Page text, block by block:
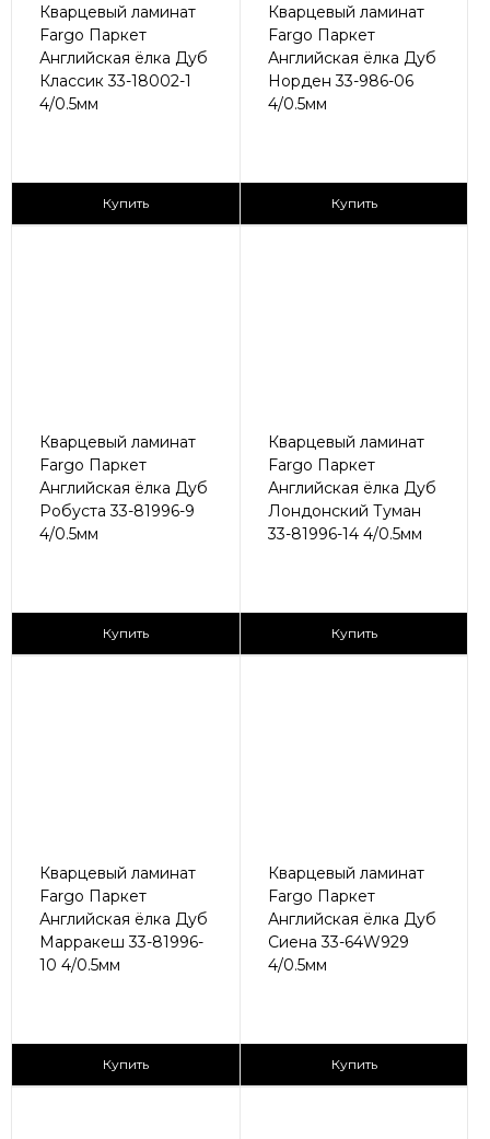
Кварцевый ламинат
Fargo Паркет
Английская ёлка Дуб
Классик 33-18002-1
4/0.5мм
2
Купить
Кварцевый ламинат
Fargo Паркет
Английская ёлка Дуб
Норден 33-986-06
4/0.5мм
2
Купить
Кварцевый ламинат
Fargo Паркет
Английская ёлка Дуб
Робуста 33-81996-9
4/0.5мм
2
Купить
Кварцевый ламинат
Fargo Паркет
Английская ёлка Дуб
Лондонский Туман
33-81996-14 4/0.5мм
2
Купить
Кварцевый ламинат
Fargo Паркет
Английская ёлка Дуб
Марракеш 33-81996-
10 4/0.5мм
2
Купить
Кварцевый ламинат
Fargo Паркет
Английская ёлка Дуб
Сиена 33-64W929
4/0.5мм
2
Купить